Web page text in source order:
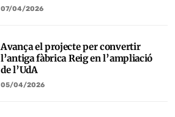
07/04/2026
Avança el projecte per convertir
l’antiga fàbrica Reig en l’ampliació
de l’UdA
05/04/2026